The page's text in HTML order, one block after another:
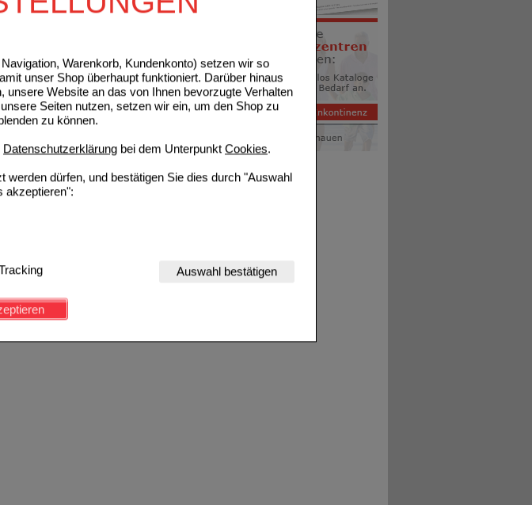
Warenkorb, Kundenkonto) setzen wir so
unser Shop überhaupt funktioniert. Darüber hinaus
Website an das von Ihnen bevorzugte Verhalten
Seiten nutzen, setzen wir ein, um den Shop zu
zu können.
Datenschutzerklärung bei dem Unterpunkt Cookies.
dürfen, und bestätigen Sie dies durch "Auswahl
akzeptieren":
die für die Grundfunktionen unserer Website
weshalb auf diese nicht verzichtet werden kann.
noch ansprechender zu gestalten,
unsere Seite an bevorzugte Verhaltensweisen (z.B.
können, den Inhalt auf unserer Website aber
zu gestalten. Bitte beachten Sie, dass Daten hierfür
werden.
Auswahl bestätigen